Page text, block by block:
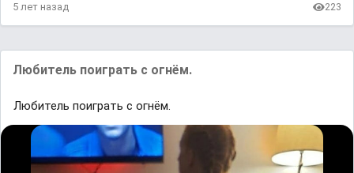
5 лет назад 223
Любитель поиграть с огнём.
Любитель поиграть с огнём.